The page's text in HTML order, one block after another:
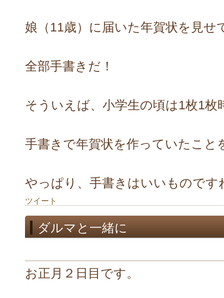
娘（11歳）に届いた年賀状を見せ
全部手書きだ！
そういえば、小学生の頃は1枚1枚
手書きで年賀状を作っていたこと
やっぱり、手書きはいいものです
ツイート
ダルマと一緒に
お正月２日目です。